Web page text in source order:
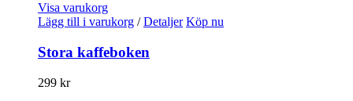
Visa varukorg
Lägg till i varukorg / Detaljer Köp nu
Stora kaffeboken
299 kr